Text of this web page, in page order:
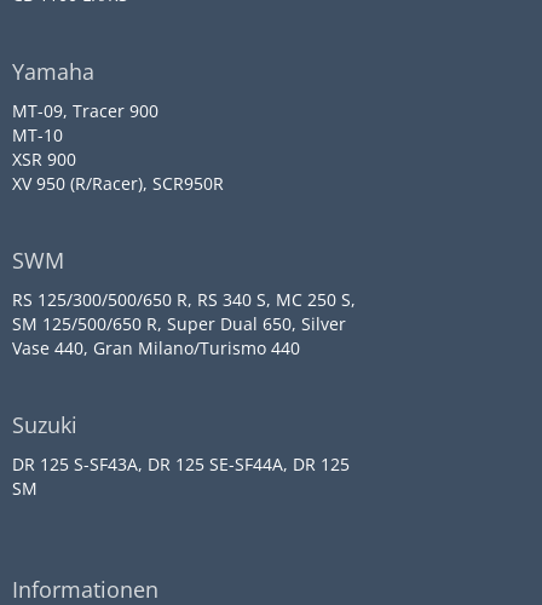
Yamaha
MT-09, Tracer 900
MT-10
XSR 900
XV 950 (R/Racer), SCR950R
SWM
RS 125/300/500/650 R, RS 340 S, MC 250 S,
SM 125/500/650 R, Super Dual 650, Silver
Vase 440, Gran Milano/Turismo 440
Suzuki
DR 125 S-SF43A, DR 125 SE-SF44A, DR 125
SM
Informationen